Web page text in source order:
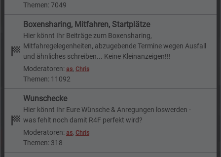
Themen: 7049
Boxensharing, Mitfahren, Startplätze
Hier könnt Ihr Beiträge zum Boxensharing,
Mitfahregelegenheiten, abzugebende Termine wegen Ausfall
und ähnliches schreiben... Keine Kleinanzeigen!!!
Moderatoren: as, Chris
Themen: 11092
Wunschecke
Hier könnt Ihr Eure Wünsche & Anregungen loswerden -
was fehlt noch damit R4F perfekt wird?
Moderatoren: as, Chris
Themen: 318